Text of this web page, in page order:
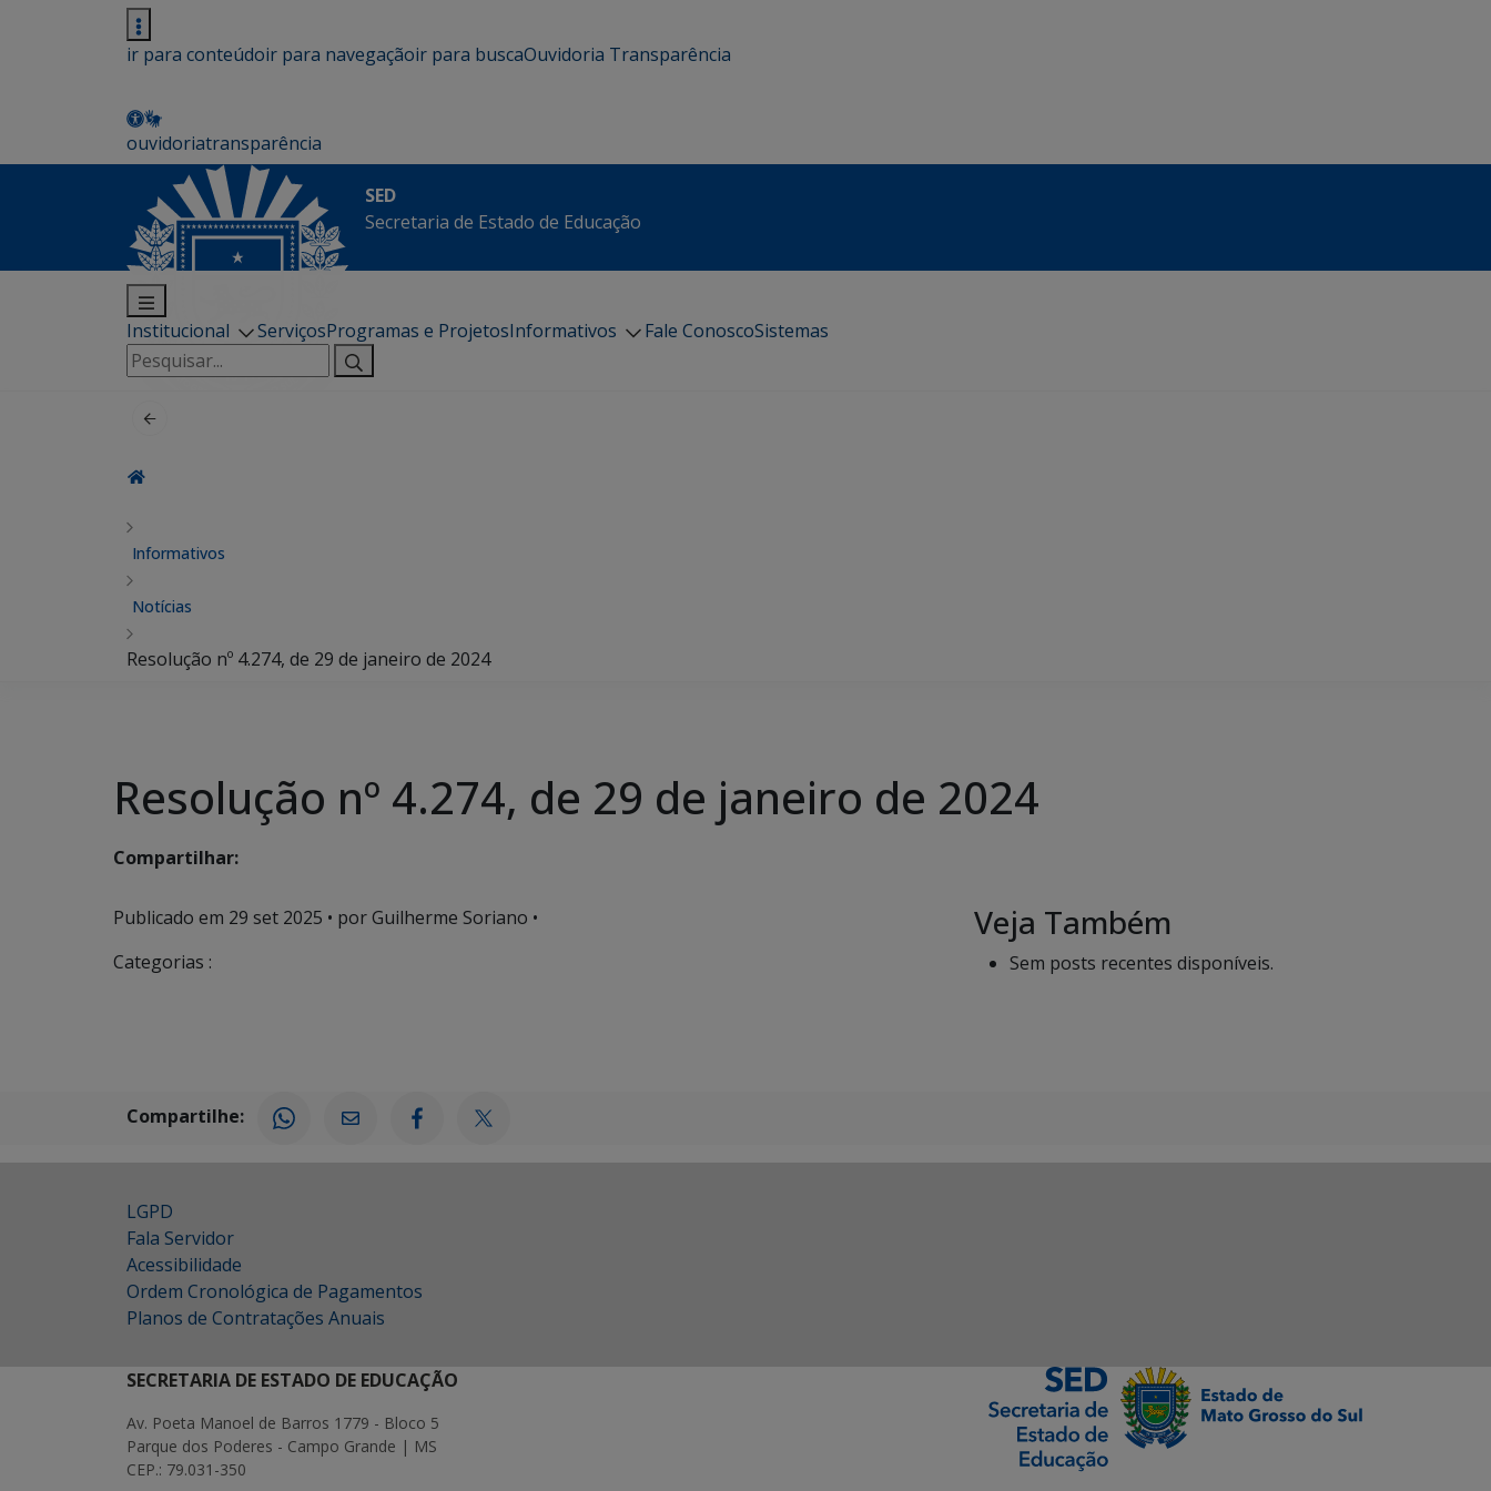
ir para conteúdoir para navegaçãoir para buscaOuvidoria Transparência
ouvidoriatransparência
SED
Secretaria de Estado de Educação
Institucional ServiçosProgramas e ProjetosInformativos Fale ConoscoSistemas
Pesquisar
por:
Informativos
Notícias
Resolução nº 4.274, de 29 de janeiro de 2024
Resolução nº 4.274, de 29 de janeiro de 2024
Compartilhar:
Publicado em 29 set 2025 • por Guilherme Soriano •
Categorias :
Veja Também
Sem posts recentes disponíveis.
Compartilhe:
LGPD
Fala Servidor
Acessibilidade
Ordem Cronológica de Pagamentos
Planos de Contratações Anuais
SECRETARIA DE ESTADO DE EDUCAÇÃO
Av. Poeta Manoel de Barros 1779 - Bloco 5
Parque dos Poderes - Campo Grande | MS
CEP.: 79.031-350